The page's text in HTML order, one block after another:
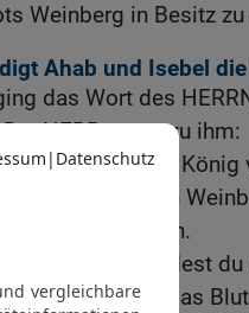
Weinberg in Besitz zu
Ahab und Isebel
das Wort des
HERR sagte zu ihm:
geh zu Ahab, dem
ist gerade in den
Besitz zu nehmen.
zu ihm: ›Erst mordest
Wo die Hunde das